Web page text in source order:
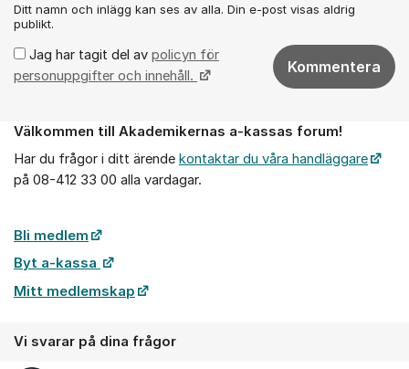
Ditt namn och inlägg kan ses av alla. Din e-post visas aldrig
publikt.
Jag har tagit del av policyn för
personuppgifter och innehåll.
Kommentera
Om forumet
Välkommen till Akademikernas a-kassas forum!
Har du frågor i ditt ärende kontaktar du våra handläggare
på 08-412 33 00 alla vardagar.
Bli medlem
Byt a-kassa
Mitt medlemskap
Vi svarar på dina frågor